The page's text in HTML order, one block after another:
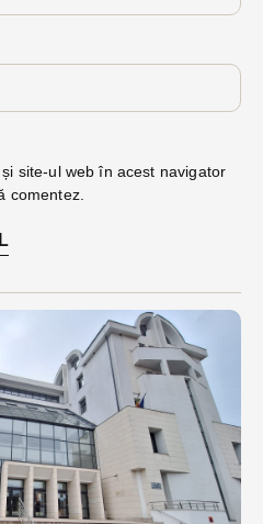
site-ul web în acest navigator
comentez.